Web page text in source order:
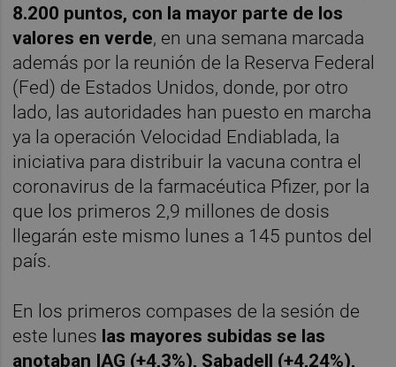
8.200 puntos, con la mayor parte de los
valores en verde, en una semana marcada
además por la reunión de la Reserva Federal
(Fed) de Estados Unidos, donde, por otro
lado, las autoridades han puesto en marcha
ya la operación Velocidad Endiablada, la
iniciativa para distribuir la vacuna contra el
coronavirus de la farmacéutica Pfizer, por la
que los primeros 2,9 millones de dosis
llegarán este mismo lunes a 145 puntos del
país.
En los primeros compases de la sesión de
este lunes las mayores subidas se las
anotaban IAG (+4,3%), Sabadell (+4,24%),